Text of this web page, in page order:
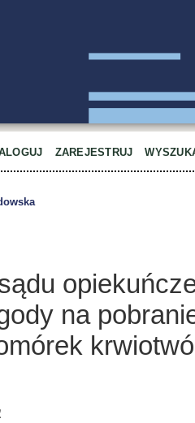
ZAREJESTRUJ
na